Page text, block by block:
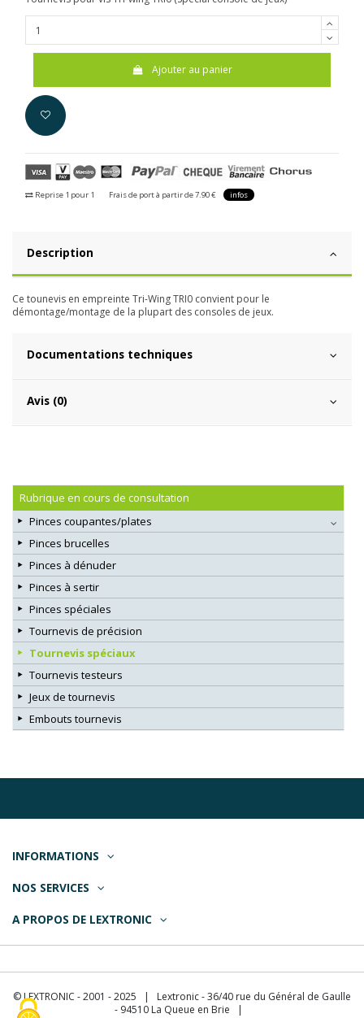
Ajouter au panier
Reprise 1 pour 1 Frais de port à partir de 7.90 € infos
Description
Ce tounevis en empreinte Tri-Wing TRI0 convient pour le
démontage/montage de la plupart des consoles de jeux.
Documentations techniques
Avis (0)
Rubrique en cours de consultation
Pinces coupantes/plates
Pinces brucelles
Pinces à dénuder
Pinces à sertir
Pinces spéciales
Tournevis de précision
Tournevis spéciaux
Tournevis testeurs
Jeux de tournevis
Embouts tournevis
INFORMATIONS
NOS SERVICES
A PROPOS DE LEXTRONIC
© LEXTRONIC - 2001 - 2025 | Lextronic - 36/40 rue du Général de Gaulle
- 94510 La Queue en Brie |